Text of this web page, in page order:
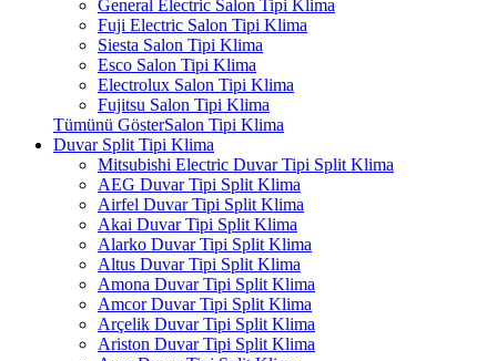
General Electric Salon Tipi Klima
Fuji Electric Salon Tipi Klima
Siesta Salon Tipi Klima
Esco Salon Tipi Klima
Electrolux Salon Tipi Klima
Fujitsu Salon Tipi Klima
Tümünü GösterSalon Tipi Klima
Duvar Split Tipi Klima
Mitsubishi Electric Duvar Tipi Split Klima
AEG Duvar Tipi Split Klima
Airfel Duvar Tipi Split Klima
Akai Duvar Tipi Split Klima
Alarko Duvar Tipi Split Klima
Altus Duvar Tipi Split Klima
Amona Duvar Tipi Split Klima
Amcor Duvar Tipi Split Klima
Arçelik Duvar Tipi Split Klima
Ariston Duvar Tipi Split Klima